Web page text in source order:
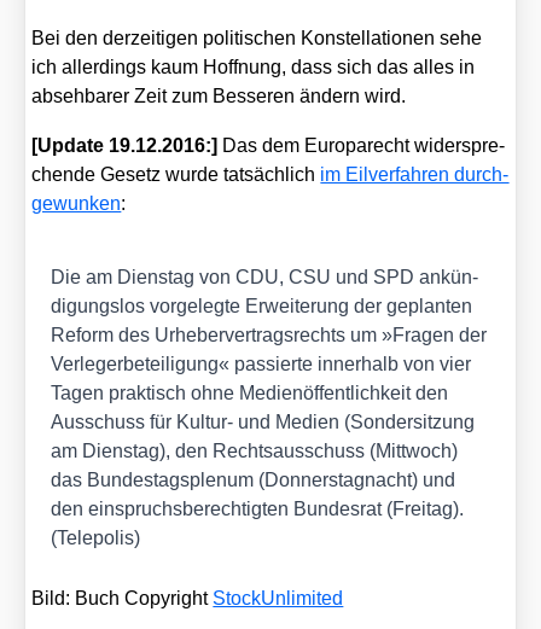
Bei den der­zei­ti­gen poli­ti­schen Kon­stel­la­tio­nen sehe
ich aller­dings kaum Hoff­nung, dass sich das alles in
abseh­ba­rer Zeit zum Bes­se­ren ändern wird.
[Update 19.12.2016:] Das dem Euro­pa­recht wider­spre­
chen­de Gesetz wur­de tat­säch­lich im Eil­ver­fah­ren durch­
ge­wun­ken:
Die am Diens­tag von CDU, CSU und SPD ankün­
di­gungs­los vor­ge­leg­te Erwei­te­rung der geplan­ten
Reform des Urhe­ber­ver­trags­rechts um »Fra­gen der
Ver­le­ger­be­tei­li­gung« pas­sier­te inner­halb von vier
Tagen prak­tisch ohne Medi­en­öf­fent­lich­keit den
Aus­schuss für Kul­tur- und Medi­en (Son­der­sit­zung
am Diens­tag), den Rechts­aus­schuss (Mitt­woch)
das Bun­des­tags­ple­num (Don­ners­tag­nacht) und
den ein­spruchs­be­rech­tig­ten Bun­des­rat (Frei­tag).
(Tele­po­lis)
Bild: Buch Copy­right Sto­ckUn­li­mi­t­ed